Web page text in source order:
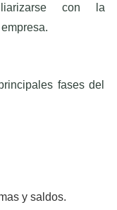
con la
fases del
y saldos.